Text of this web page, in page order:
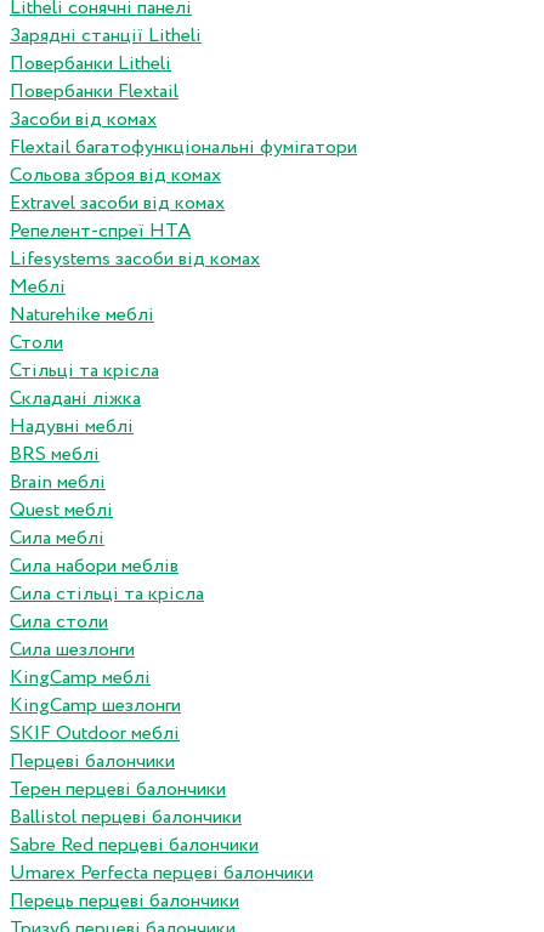
Litheli сонячні панелі
Зарядні станції Litheli
Повербанки Litheli
Повербанки Flextail
Засоби від комах
Flextail багатофункціональні фумігатори
Сольова зброя від комах
Extravel засоби від комах
Репелент-спреї HTA
Lifesystems засоби від комах
Меблі
Naturehike меблі
Столи
Стільці та крісла
Складані ліжка
Надувні меблі
BRS меблі
Brain меблі
Quest меблі
Сила меблі
Сила набори меблів
Сила стільці та крісла
Сила столи
Сила шезлонги
KingCamp меблі
KingCamp шезлонги
SKIF Outdoor меблі
Перцеві балончики
Терен перцеві балончики
Ballistol перцеві балончики
Sabre Red перцеві балончики
Umarex Perfecta перцеві балончики
Перець перцеві балончики